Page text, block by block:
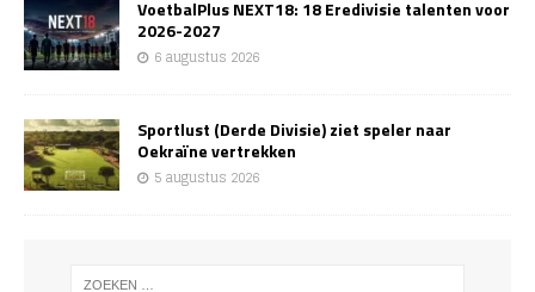
VoetbalPlus NEXT18: 18 Eredivisie talenten voor
2026-2027
6 augustus 2026
Sportlust (Derde Divisie) ziet speler naar
Oekraïne vertrekken
5 augustus 2026